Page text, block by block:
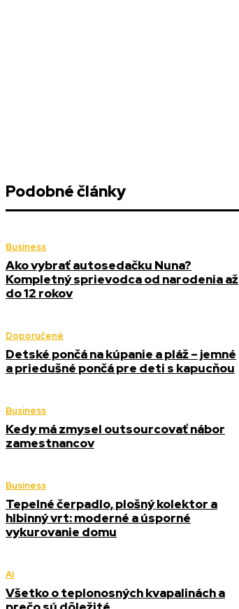
Podobné články
Business
Ako vybrať autosedačku Nuna?
Kompletný sprievodca od narodenia až
do 12 rokov
Doporučené
Detské pončá na kúpanie a pláž – jemné
a priedušné pončá pre deti s kapucňou
Business
Kedy má zmysel outsourcovať nábor
zamestnancov
Business
Tepelné čerpadlo, plošný kolektor a
hlbinný vrt: moderné a úsporné
vykurovanie domu
AI
Všetko o teplonosných kvapalinách a